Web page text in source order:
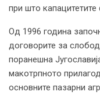
при што капацитетите
Од 1996 година
договорите за
поранешна
макотрпното
основните пазарни